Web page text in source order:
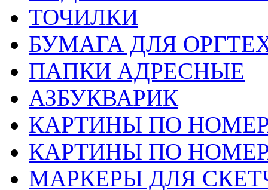
ТОЧИЛКИ
БУМАГА ДЛЯ
ПАПКИ АДРЕСНЫЕ
АЗБУКВАРИК
КАРТИНЫ ПО
КАРТИНЫ ПО
МАРКЕРЫ ДЛЯ